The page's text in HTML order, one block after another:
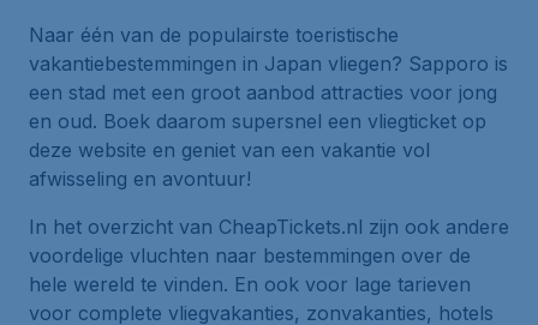
Naar één van de populairste toeristische
vakantiebestemmingen in Japan vliegen? Sapporo is
een stad met een groot aanbod attracties voor jong
en oud. Boek daarom supersnel een vliegticket op
deze website en geniet van een vakantie vol
afwisseling en avontuur!
In het overzicht van CheapTickets.nl zijn ook andere
voordelige vluchten naar bestemmingen over de
hele wereld te vinden. En ook voor lage tarieven
voor complete vliegvakanties, zonvakanties, hotels